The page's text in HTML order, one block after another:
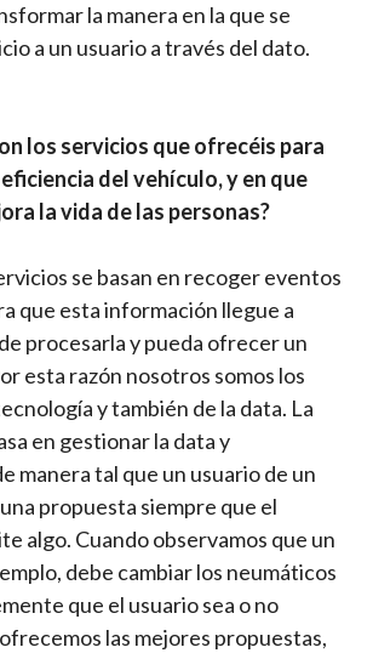
la manera en la que se
a un usuario a través del dato.
los servicios que ofrecéis para
del vehículo, y en que
la vida de las personas?
se basan en recoger eventos
que esta información llegue a
procesarla y pueda ofrecer un
esta razón nosotros somos los
y también de la data. La
en gestionar la data y
manera tal que un usuario de un
propuesta siempre que el
algo. Cuando observamos que un
debe cambiar los neumáticos
que el usuario sea o no
las mejores propuestas,